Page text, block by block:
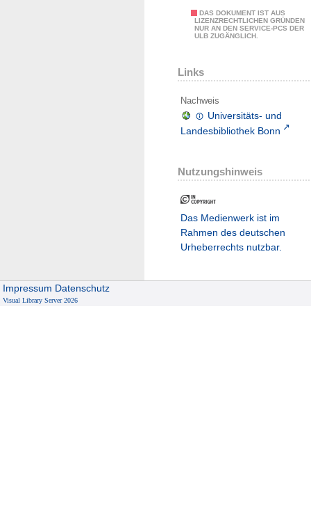
DAS DOKUMENT IST AUS
LIZENZRECHTLICHEN GRÜNDEN
NUR AN DEN SERVICE-PCS DER
ULB ZUGÄNGLICH.
Links
Nachweis
Universitäts- und
Landesbibliothek Bonn
Nutzungshinweis
Das Medienwerk ist im
Rahmen des deutschen
Urheberrechts nutzbar.
Impressum Datenschutz
Visual Library Server 2026